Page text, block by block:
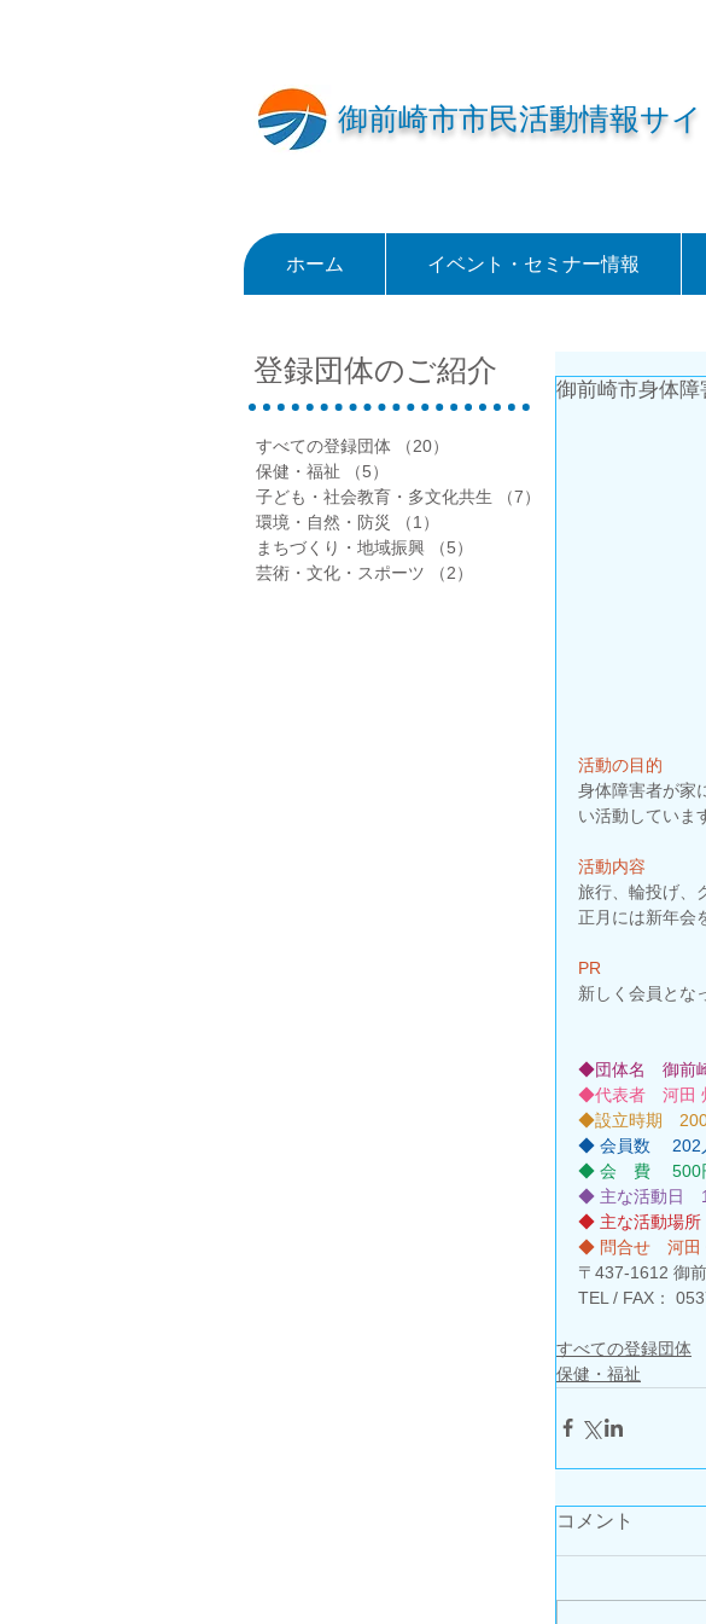
御前崎市市民活動情報サイ
ホーム イベント・セミナー情報
登録団体のご紹介
すべての登録団体 （20）
保健・福祉
（5）
子ども・社会教育・多文化共生
（7）
環境・自然・防災
（1）
まちづくり・地域振興
（5）
芸術・文化・スポーツ
（2）
御前崎市身体障
活動の目的
身体障害者が家
い活動していま
活動内容
旅行、輪投げ、
正月には新年会
PR
新しく会員とな
◆団体名　御前
◆代表者　河田
◆設立時期　
◆ 会員数 　202
◆ 会　費 　500
◆ 主な活動日　
◆ 主な活動場所
◆ 問合せ　河田
〒437-1612 御
TEL / FAX：
すべての登録団体
保健・福祉
コメント